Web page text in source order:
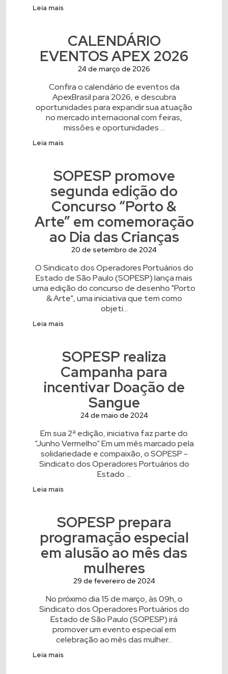
Leia mais
CALENDÁRIO
EVENTOS APEX 2026
24 de março de 2026
Confira o calendário de eventos da
ApexBrasil para 2026, e descubra
oportunidades para expandir sua atuação
no mercado internacional com feiras,
missões e oportunidades ...
Leia mais
SOPESP promove
segunda edição do
Concurso “Porto &
Arte” em comemoração
ao Dia das Crianças
20 de setembro de 2024
O Sindicato dos Operadores Portuários do
Estado de São Paulo (SOPESP) lança mais
uma edição do concurso de desenho "Porto
& Arte", uma iniciativa que tem como
objeti...
Leia mais
SOPESP realiza
Campanha para
incentivar Doação de
Sangue
24 de maio de 2024
Em sua 2ª edição, iniciativa faz parte do
“Junho Vermelho” Em um mês marcado pela
solidariedade e compaixão, o SOPESP -
Sindicato dos Operadores Portuários do
Estado ...
Leia mais
SOPESP prepara
programação especial
em alusão ao mês das
mulheres
29 de fevereiro de 2024
No próximo dia 15 de março, às 09h, o
Sindicato dos Operadores Portuários do
Estado de São Paulo (SOPESP) irá
promover um evento especial em
celebração ao mês das mulher...
Leia mais